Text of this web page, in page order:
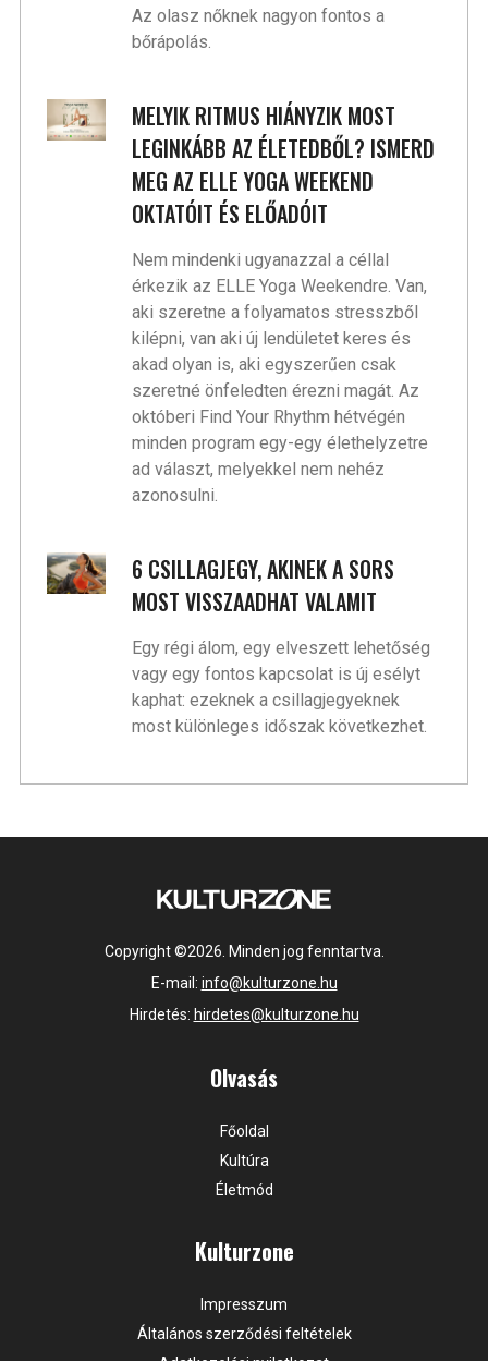
Az olasz nőknek nagyon fontos a
bőrápolás.
MELYIK RITMUS HIÁNYZIK MOST
LEGINKÁBB AZ ÉLETEDBŐL? ISMERD
MEG AZ ELLE YOGA WEEKEND
OKTATÓIT ÉS ELŐADÓIT
Nem mindenki ugyanazzal a céllal
érkezik az ELLE Yoga Weekendre. Van,
aki szeretne a folyamatos stresszből
kilépni, van aki új lendületet keres és
akad olyan is, aki egyszerűen csak
szeretné önfeledten érezni magát. Az
októberi Find Your Rhythm hétvégén
minden program egy-egy élethelyzetre
ad választ, melyekkel nem nehéz
azonosulni.
6 CSILLAGJEGY, AKINEK A SORS
MOST VISSZAADHAT VALAMIT
Egy régi álom, egy elveszett lehetőség
vagy egy fontos kapcsolat is új esélyt
kaphat: ezeknek a csillagjegyeknek
most különleges időszak következhet.
Copyright ©2026. Minden jog fenntartva.
E-mail: info@kulturzone.hu
Hirdetés: hirdetes@kulturzone.hu
Olvasás
Főoldal
Kultúra
Életmód
Kulturzone
Impresszum
Általános szerződési feltételek